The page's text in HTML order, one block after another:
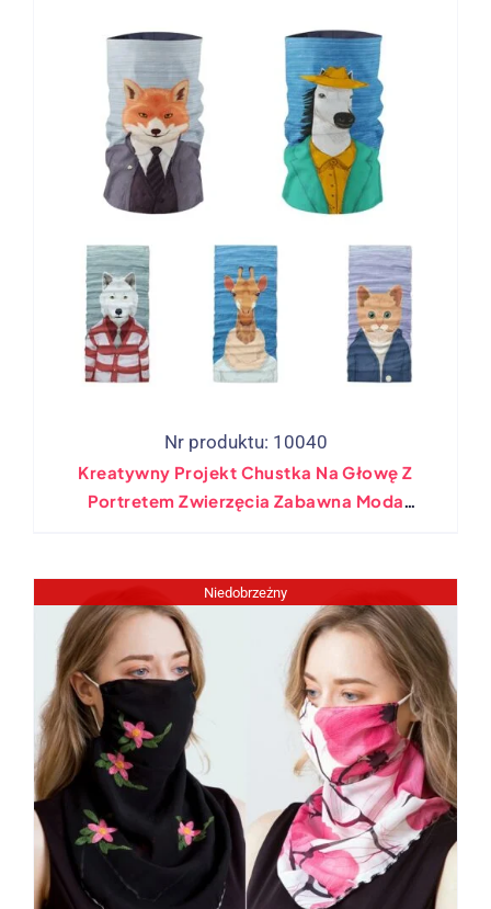
Nr produktu: 10040
Kreatywny Projekt Chustka Na Głowę Z
Portretem Zwierzęcia Zabawna Moda
Ocieplacz Na Szyję
Niedobrzeżny